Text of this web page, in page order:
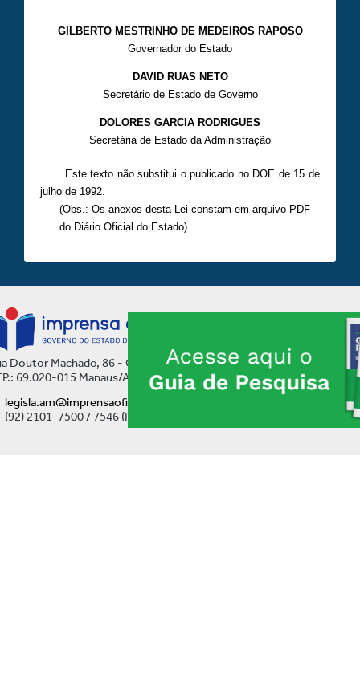
GILBERTO MESTRINHO DE MEDEIROS RAPOSO
Governador do Estado
DAVID RUAS NETO
Secretário de Estado de Governo
DOLORES GARCIA RODRIGUES
Secretária de Estado da Administração
Este texto não substitui o publicado no DOE de 15 de
julho de 1992.
(Obs.: Os anexos desta Lei constam em arquivo PDF
do Diário Oficial do Estado).
Doutor Machado, 86 - Centro
69.020-015 Manaus/AM
legisla.am@imprensaoficial.am.gov.br
(92) 2101-7500 / 7546 (Ramal)